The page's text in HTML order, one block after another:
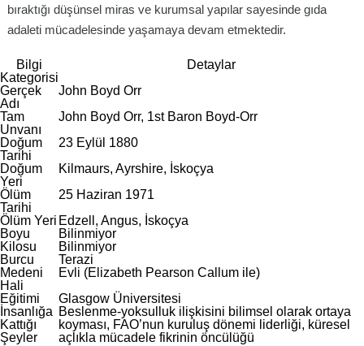
bıraktığı düşünsel miras ve kurumsal yapılar sayesinde gıda
adaleti mücadelesinde yaşamaya devam etmektedir.
Bilgi
Kategorisi
Detaylar
Gerçek
Adı
John Boyd Orr
Tam
Unvanı
John Boyd Orr, 1st Baron Boyd-Orr
Doğum
Tarihi
23 Eylül 1880
Doğum
Yeri
Kilmaurs, Ayrshire, İskoçya
Ölüm
Tarihi
25 Haziran 1971
Ölüm Yeri Edzell, Angus, İskoçya
Boyu
Bilinmiyor
Kilosu
Bilinmiyor
Burcu
Terazi
Medeni
Hali
Evli (Elizabeth Pearson Callum ile)
Eğitimi
Glasgow Üniversitesi
İnsanlığa
Kattığı
Şeyler
Beslenme-yoksulluk ilişkisini bilimsel olarak ortaya
koyması, FAO’nun kuruluş dönemi liderliği, küresel
açlıkla mücadele fikrinin öncülüğü